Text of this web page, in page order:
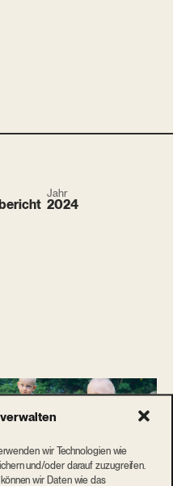
wir Technologien wie
und/oder darauf zuzugreifen.
wir Daten wie das
Jahr
2024